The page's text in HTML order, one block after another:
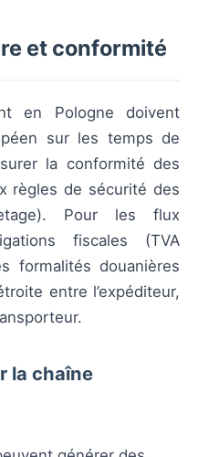
et conformité
en Pologne doivent
sur les temps de
la conformité des
règles de sécurité des
Pour les flux
fiscales (TVA
formalités douanières
entre l’expéditeur,
la chaîne